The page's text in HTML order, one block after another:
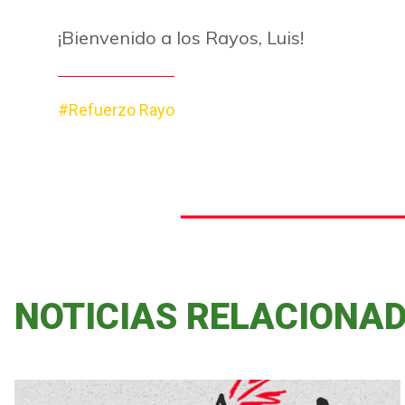
¡Bienvenido a los Rayos, Luis!
#Refuerzo Rayo
NOTICIAS